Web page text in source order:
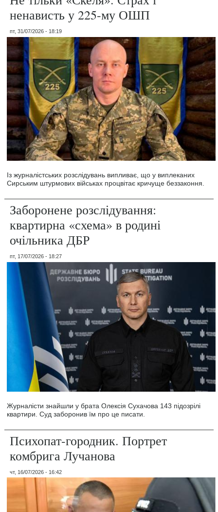
ненависть у 225-му ОШП
пт, 31/07/2026 - 18:19
Із журналістських розслідувань випливає, що у виплеканих
Сирським штурмових військах процвітає кричуще беззаконня.
Заборонене розслідування:
квартирна «схема» в родині
очільника ДБР
пт, 17/07/2026 - 18:27
Журналісти знайшли у брата Олексія Сухачова 143 підозрілі
квартири. Суд заборонив їм про це писати.
Психопат-городник. Портрет
комбрига Лучанова
чт, 16/07/2026 - 16:42